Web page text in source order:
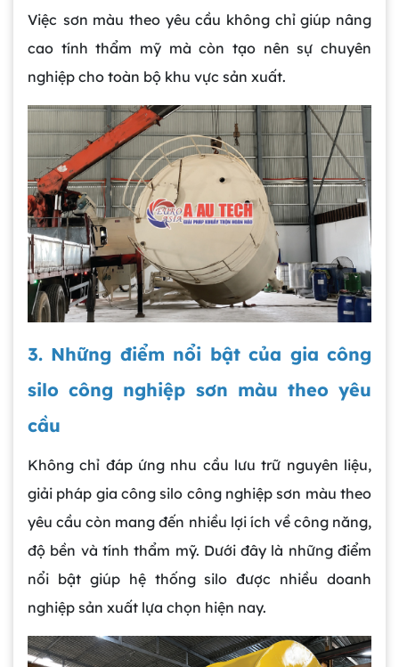
Việc sơn màu theo yêu cầu không chỉ giúp nâng
cao tính thẩm mỹ mà còn tạo nên sự chuyên
nghiệp cho toàn bộ khu vực sản xuất.
3. Những điểm nổi bật của gia công
silo công nghiệp sơn màu theo yêu
cầu
Không chỉ đáp ứng nhu cầu lưu trữ nguyên liệu,
giải pháp gia công silo công nghiệp sơn màu theo
yêu cầu còn mang đến nhiều lợi ích về công năng,
độ bền và tính thẩm mỹ. Dưới đây là những điểm
nổi bật giúp hệ thống silo được nhiều doanh
nghiệp sản xuất lựa chọn hiện nay.